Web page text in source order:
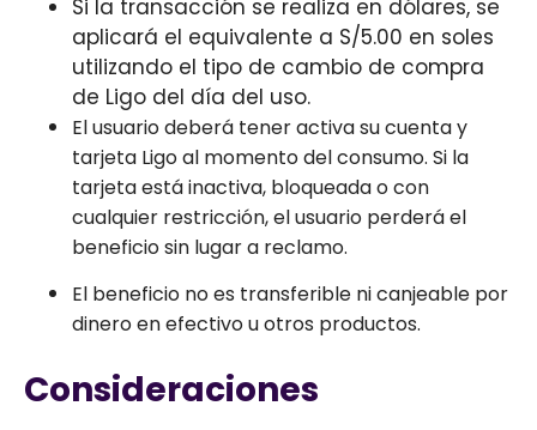
Si la transacción se realiza en dólares, se
aplicará el equivalente a S/5.00 en soles
utilizando el tipo de cambio de compra
de Ligo del día del uso.
El usuario deberá tener activa su cuenta y
tarjeta Ligo al momento del consumo. Si la
tarjeta está inactiva, bloqueada o con
cualquier restricción, el usuario perderá el
beneficio sin lugar a reclamo.
El beneficio no es transferible ni canjeable por
dinero en efectivo u otros productos.
Consideraciones